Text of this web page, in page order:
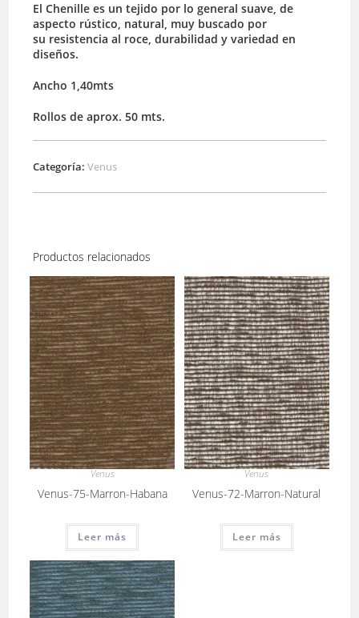
El Chenille es un tejido por lo general suave, de
aspecto rústico, natural, muy buscado por
su resistencia al roce, durabilidad y variedad en
diseños.
Ancho 1,40mts
Rollos de aprox. 50 mts.
Categoría:Venus
Productos relacionados
Venus
Venus-75-Marron-Habana
Leer más
Venus
Venus-72-Marron-Natural
Leer más